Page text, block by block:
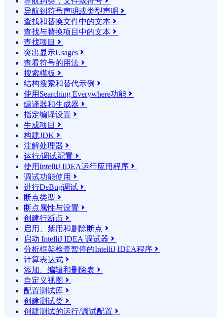
导航到符号声明或类型声明 
查找和替换文件中的文本 
查找与替换项目中的文本 
查找项目 
突出显示Usages 
查看符号的用法 
搜索模板 
结构搜索和替代示例 
使用Searching Everywhere功能 
编译器和生成器 
指定编译设置 
生成项目 
构建JDK 
注解处理器 
运行/调试配置 
使用IntelliJ IDEA运行应用程序 
调试功能使用 
进行DeBug调试 
断点类型 
断点属性与设置 
创建行断点 
启用、禁用和删除断点 
启动 IntelliJ IDEA 调试器 
分析框架检查暂停的IntelliJ IDEA程序 
计算表达式 
添加、编辑和删除表 
自定义视图 
配置测试库 
创建测试类 
创建测试的运行/调试配置 